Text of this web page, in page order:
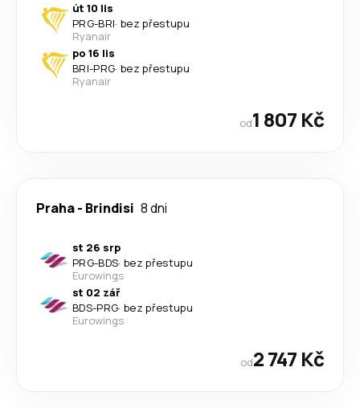
út 10 lis
PRG-BRI· bez přestupu
Ryanair
po 16 lis
BRI-PRG· bez přestupu
Ryanair
od1 807 Kč
Praha- Brindisi 8 dni
st 26 srp
PRG-BDS· bez přestupu
Eurowings
st 02 zář
BDS-PRG· bez přestupu
Eurowings
od2 747 Kč